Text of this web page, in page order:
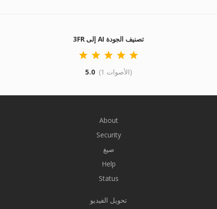
3FR إلى AI تصنيف الجودة
5.0 (1 الأصوات)
About
Security
صيغ
Help
Status
تحويل الفيديو